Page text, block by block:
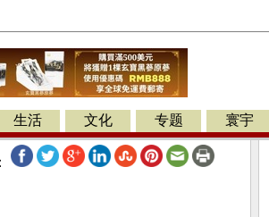
生活 文化 专题 寰宇